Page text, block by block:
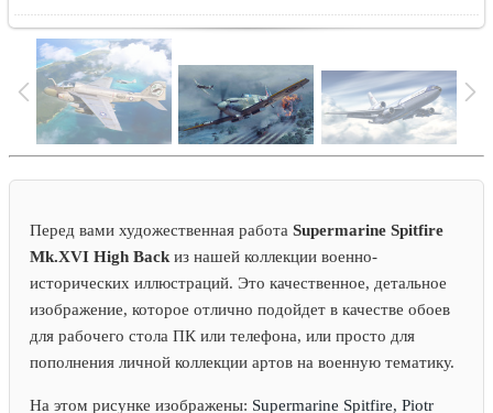
Перед вами художественная работа Supermarine Spitfire
Mk.XVI High Backиз нашей коллекции военно-
исторических иллюстраций. Это качественное, детальное
изображение, которое отлично подойдет в качестве обоев
для рабочего стола ПК или телефона, или просто для
пополнения личной коллекции артов на военную тематику.
На этом рисунке изображены: Supermarine Spitfire, Piotr